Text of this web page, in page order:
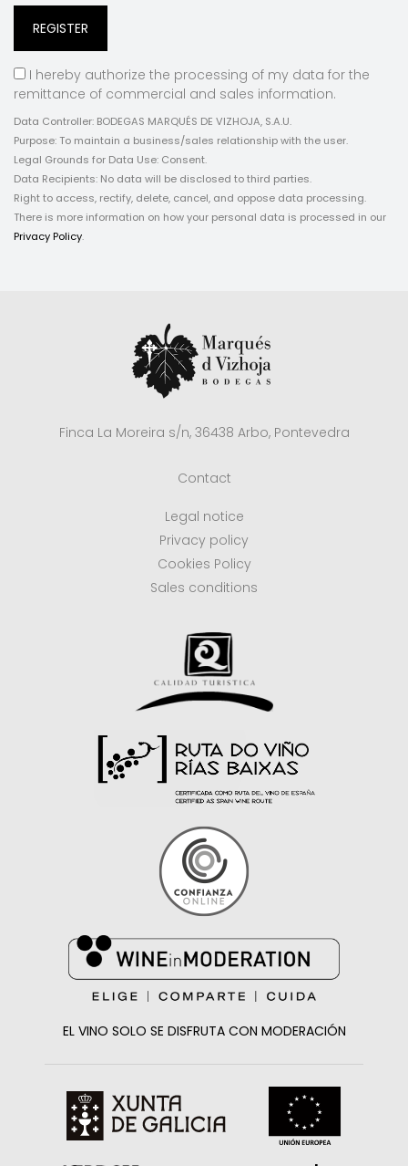
I hereby authorize the processing of my data for the
remittance of commercial and sales information.
Data Controller: BODEGAS MARQUÉS DE VIZHOJA, S.A.U.
Purpose: To maintain a business/sales relationship with the user.
Legal Grounds for Data Use: Consent.
Data Recipients: No data will be disclosed to third parties.
Right to access, rectify, delete, cancel, and oppose data processing.
There is more information on how your personal data is processed in our
Privacy Policy.
Finca La Moreira s/n, 36438 Arbo, Pontevedra
Contact
Legal notice
Privacy policy
Cookies Policy
Sales conditions
EL VINO SOLO SE DISFRUTA CON MODERACIÓN